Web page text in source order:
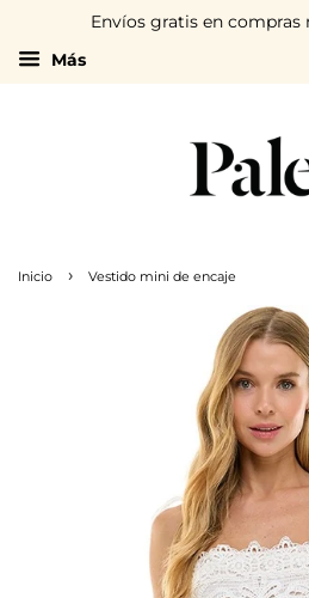
Envíos gratis en compras
Más
Inicio › Vestido mini de encaje